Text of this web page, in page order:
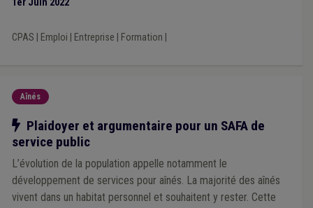
1er Juin 2022
CPAS Emploi Entreprise Formation
Aînés
Notre action
Plaidoyer et argumentaire pour un SAFA de
service public
L’évolution de la population appelle notamment le
développement de services pour aînés. La majorité des aînés
vivent dans un habitat personnel et souhaitent y rester. Cette